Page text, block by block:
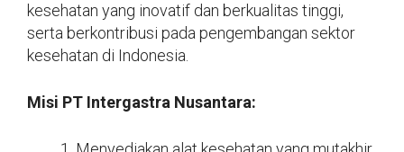
kesehatan yang inovatif dan berkualitas tinggi,
serta berkontribusi pada pengembangan sektor
kesehatan di Indonesia.
Misi PT Intergastra Nusantara: